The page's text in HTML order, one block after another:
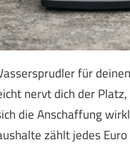
für
nervt dich der
die Anschaffung
zählt jedes